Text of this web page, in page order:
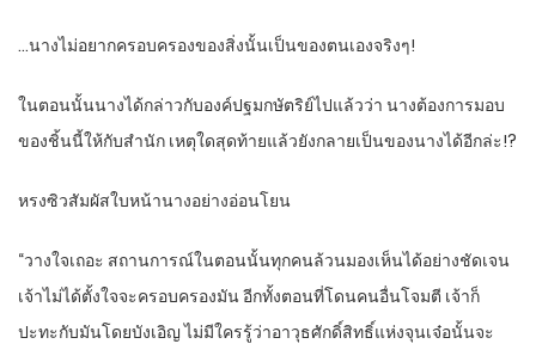
…นางไม่อยากครอบครองของสิ่งนั้นเป็นของตนเองจริงๆ!
ในตอนนั้นนางได้กล่าวกับองค์ปฐมกษัตริย์ไปแล้วว่า นางต้องการมอบ
ของชิ้นนี้ให้กับสำนัก เหตุใดสุดท้ายแล้วยังกลายเป็นของนางได้อีกล่ะ!?
หรงซิวสัมผัสใบหน้านางอย่างอ่อนโยน
“วางใจเถอะ สถานการณ์ในตอนนั้นทุกคนล้วนมองเห็นได้อย่างชัดเจน
เจ้าไม่ได้ตั้งใจจะครอบครองมัน อีกทั้งตอนที่โดนคนอื่นโจมตี เจ้าก็
ปะทะกับมันโดยบังเอิญ ไม่มีใครรู้ว่าอาวุธศักดิ์สิทธิ์แห่งจุนเจ๋อนั้นจะ